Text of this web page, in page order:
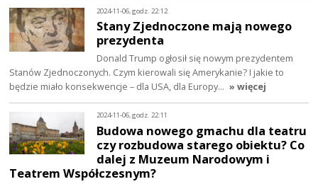
2024-11-06, godz. 22:12
Stany Zjednoczone mają nowego
prezydenta
Donald Trump ogłosił się nowym prezydentem
Stanów Zjednoczonych. Czym kierowali się Amerykanie? I jakie to
będzie miało konsekwencje – dla USA, dla Europy… » więcej
2024-11-06, godz. 22:11
Budowa nowego gmachu dla teatru
czy rozbudowa starego obiektu? Co
dalej z Muzeum Narodowym i
Teatrem Współczesnym?